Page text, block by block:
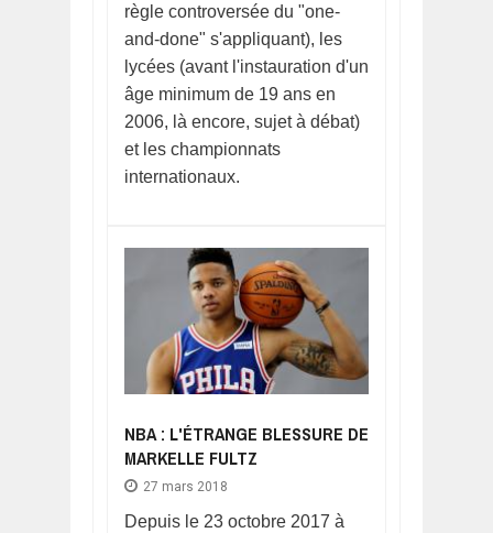
règle controversée du "one-
and-done" s'appliquant), les
lycées (avant l'instauration d'un
âge minimum de 19 ans en
2006, là encore, sujet à débat)
et les championnats
internationaux.
NBA : L'ÉTRANGE BLESSURE DE
MARKELLE FULTZ
27 mars 2018
Depuis le 23 octobre 2017 à